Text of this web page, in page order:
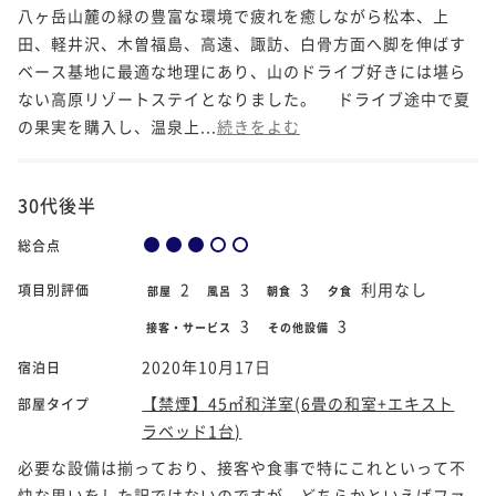
八ヶ岳山麓の緑の豊富な環境で疲れを癒しながら松本、上
田、軽井沢、木曽福島、高遠、諏訪、白骨方面へ脚を伸ばす
ベース基地に最適な地理にあり、山のドライブ好きには堪ら
ない高原リゾートステイとなりました。 ドライブ途中で夏
の果実を購入し、温泉上... 続きをよむ
30代後半
総合点
項目別評価 部屋 2 風呂 3 朝食 3 夕食 利用なし
接客・サービス 3 その他設備 3
宿泊日 2020年10月17日
部屋タイプ
【禁煙】45㎡和洋室(6畳の和室+エキスト
ラベッド1台)
必要な設備は揃っており、接客や食事で特にこれといって不